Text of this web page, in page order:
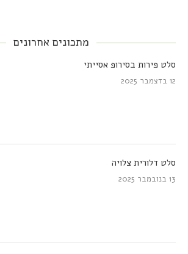
מתכונים אחרונים
סלט פירות בסירופ אסייתי
12 בדצמבר 2025
סלט דלורית צלויה
13 בנובמבר 2025